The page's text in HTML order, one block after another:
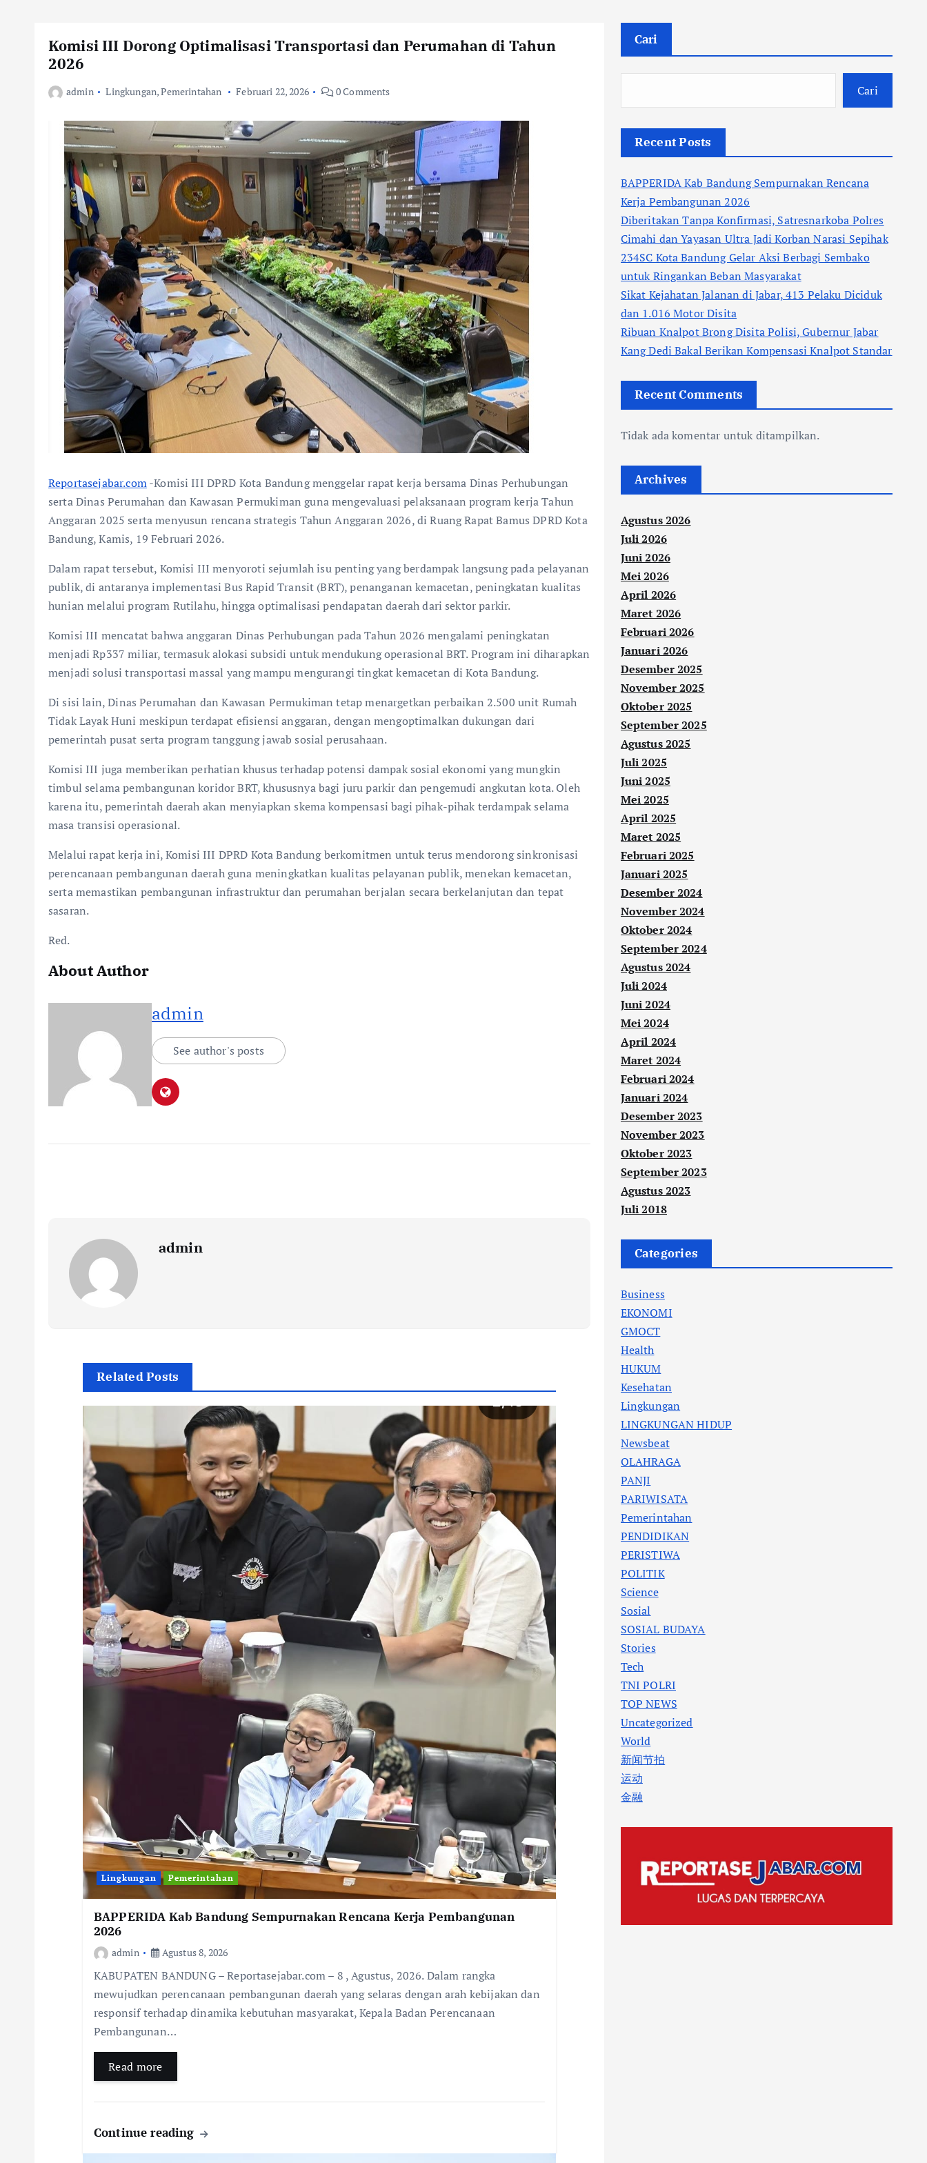
Komisi III Dorong Optimalisasi Transportasi dan Perumahan di Tahun
2026
admin Lingkungan,Pemerintahan Februari 22, 2026 0 Comments
Reportasejabar.com-Komisi III DPRD Kota Bandung menggelar rapat kerja bersama Dinas Perhubungan
serta Dinas Perumahan dan Kawasan Permukiman guna mengevaluasi pelaksanaan program kerja Tahun
Anggaran 2025 serta menyusun rencana strategis Tahun Anggaran 2026, di Ruang Rapat Bamus DPRD Kota
Bandung, Kamis, 19 Februari 2026.
Dalam rapat tersebut, Komisi III menyoroti sejumlah isu penting yang berdampak langsung pada pelayanan
publik, di antaranya implementasi Bus Rapid Transit (BRT), penanganan kemacetan, peningkatan kualitas
hunian melalui program Rutilahu, hingga optimalisasi pendapatan daerah dari sektor parkir.
Komisi III mencatat bahwa anggaran Dinas Perhubungan pada Tahun 2026 mengalami peningkatan
menjadi Rp337 miliar, termasuk alokasi subsidi untuk mendukung operasional BRT. Program ini diharapkan
menjadi solusi transportasi massal yang mampu mengurangi tingkat kemacetan di Kota Bandung.
Di sisi lain, Dinas Perumahan dan Kawasan Permukiman tetap menargetkan perbaikan 2.500 unit Rumah
Tidak Layak Huni meskipun terdapat efisiensi anggaran, dengan mengoptimalkan dukungan dari
pemerintah pusat serta program tanggung jawab sosial perusahaan.
Komisi III juga memberikan perhatian khusus terhadap potensi dampak sosial ekonomi yang mungkin
timbul selama pembangunan koridor BRT, khususnya bagi juru parkir dan pengemudi angkutan kota. Oleh
karena itu, pemerintah daerah akan menyiapkan skema kompensasi bagi pihak-pihak terdampak selama
masa transisi operasional.
Melalui rapat kerja ini, Komisi III DPRD Kota Bandung berkomitmen untuk terus mendorong sinkronisasi
perencanaan pembangunan daerah guna meningkatkan kualitas pelayanan publik, menekan kemacetan,
serta memastikan pembangunan infrastruktur dan perumahan berjalan secara berkelanjutan dan tepat
sasaran.
Red.
About Author
admin
See author's posts
admin
Related Posts
Lingkungan Pemerintahan
BAPPERIDA Kab Bandung Sempurnakan Rencana Kerja Pembangunan
2026
admin Agustus 8, 2026
KABUPATEN BANDUNG – Reportasejabar.com – 8 , Agustus, 2026. Dalam rangka
mewujudkan perencanaan pembangunan daerah yang selaras dengan arah kebijakan dan
responsif terhadap dinamika kebutuhan masyarakat, Kepala Badan Perencanaan
Pembangunan…
Read more
Continue reading
Cari
Cari
Recent Posts
BAPPERIDA Kab Bandung Sempurnakan Rencana
Kerja Pembangunan 2026
Diberitakan Tanpa Konfirmasi, Satresnarkoba Polres
Cimahi dan Yayasan Ultra Jadi Korban Narasi Sepihak
234SC Kota Bandung Gelar Aksi Berbagi Sembako
untuk Ringankan Beban Masyarakat
Sikat Kejahatan Jalanan di Jabar, 413 Pelaku Diciduk
dan 1.016 Motor Disita
Ribuan Knalpot Brong Disita Polisi, Gubernur Jabar
Kang Dedi Bakal Berikan Kompensasi Knalpot Standar
Recent Comments
Tidak ada komentar untuk ditampilkan.
Archives
Agustus 2026
Juli 2026
Juni 2026
Mei 2026
April 2026
Maret 2026
Februari 2026
Januari 2026
Desember 2025
November 2025
Oktober 2025
September 2025
Agustus 2025
Juli 2025
Juni 2025
Mei 2025
April 2025
Maret 2025
Februari 2025
Januari 2025
Desember 2024
November 2024
Oktober 2024
September 2024
Agustus 2024
Juli 2024
Juni 2024
Mei 2024
April 2024
Maret 2024
Februari 2024
Januari 2024
Desember 2023
November 2023
Oktober 2023
September 2023
Agustus 2023
Juli 2018
Categories
Business
EKONOMI
GMOCT
Health
HUKUM
Kesehatan
Lingkungan
LINGKUNGAN HIDUP
Newsbeat
OLAHRAGA
PANJI
PARIWISATA
Pemerintahan
PENDIDIKAN
PERISTIWA
POLITIK
Science
Sosial
SOSIAL BUDAYA
Stories
Tech
TNI POLRI
TOP NEWS
Uncategorized
World
新闻节拍
运动
金融